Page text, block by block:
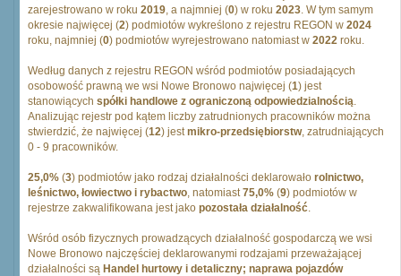
zarejestrowano w roku 2019, a najmniej (0) w roku 2023. W tym samym
okresie najwięcej (2) podmiotów wykreślono z rejestru REGON w 2024
roku, najmniej (0) podmiotów wyrejestrowano natomiast w 2022 roku.
Według danych z rejestru REGON wśród podmiotów posiadających
osobowość prawną we wsi Nowe Bronowo najwięcej (1) jest
stanowiących spółki handlowe z ograniczoną odpowiedzialnością.
Analizując rejestr pod kątem liczby zatrudnionych pracowników można
stwierdzić, że najwięcej (12) jestmikro-przedsiębiorstw, zatrudniających
0 - 9 pracowników.
25,0% (3) podmiotów jako rodzaj działalności deklarowało rolnictwo,
leśnictwo, łowiectwo i rybactwo, natomiast75,0% (9) podmiotów w
rejestrze zakwalifikowana jest jako pozostała działalność.
Wśród osób fizycznych prowadzących działalność gospodarczą we wsi
Nowe Bronowo najczęściej deklarowanymi rodzajami przeważającej
działalności są Handel hurtowy i detaliczny; naprawa pojazdów